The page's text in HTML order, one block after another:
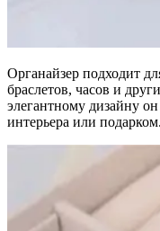
Органайзер подходит
браслетов, часов и
элегантному дизайну
интерьера или подарком.